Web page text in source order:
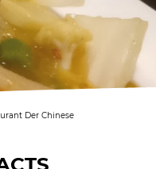
Der Chinese